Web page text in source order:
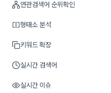
연관검색어 순위확인
형태소 분석
키워드 확장
실시간 검색어
실시간 이슈